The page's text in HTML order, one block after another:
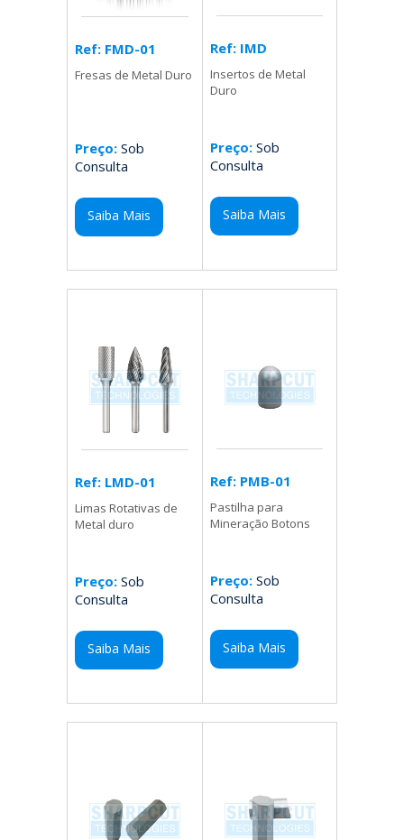
Ref: FMD-01
Fresas de Metal Duro
Preço: Sob
Consulta
Saiba Mais
Ref: IMD
Insertos de Metal
Duro
Preço:Sob
Consulta
Saiba Mais
Ref: LMD-01
Limas Rotativas de
Metal duro
Preço: Sob
Consulta
Saiba Mais
Ref: PMB-01
Pastilha para
Mineração Botons
Preço:Sob
Consulta
Saiba Mais